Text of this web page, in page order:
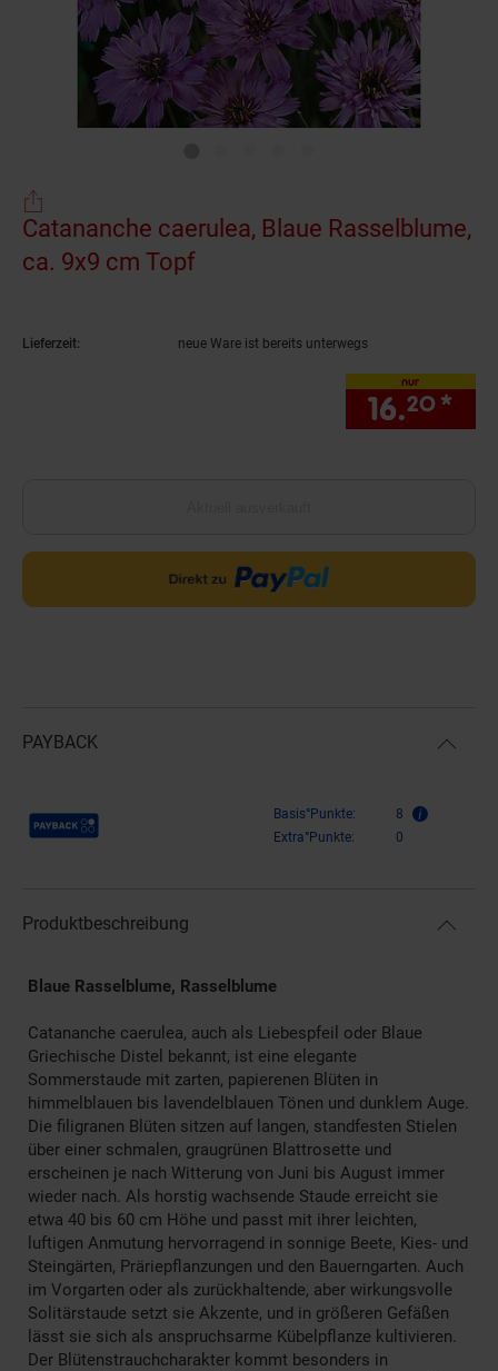
Catananche caerulea, Blaue Rasselblume,
ca. 9x9 cm Topf
Lieferzeit: neue Ware ist bereits unterwegs
nur
16.20 *
PAYBACK
Payback Punkte Basis°Punkte:
8
Extra°Punkte:
0
Produktbeschreibung
Blaue Rasselblume, Rasselblume
Catananche caerulea, auch als Liebespfeil oder Blaue
Griechische Distel bekannt, ist eine elegante
Sommerstaude mit zarten, papierenen Blüten in
himmelblauen bis lavendelblauen Tönen und dunklem Auge.
Die filigranen Blüten sitzen auf langen, standfesten Stielen
über einer schmalen, graugrünen Blattrosette und
erscheinen je nach Witterung von Juni bis August immer
wieder nach. Als horstig wachsende Staude erreicht sie
etwa 40 bis 60 cm Höhe und passt mit ihrer leichten,
luftigen Anmutung hervorragend in sonnige Beete, Kies- und
Steingärten, Präriepflanzungen und den Bauerngarten. Auch
im Vorgarten oder als zurückhaltende, aber wirkungsvolle
Solitärstaude setzt sie Akzente, und in größeren Gefäßen
lässt sie sich als anspruchsarme Kübelpflanze kultivieren.
Der Blütenstrauchcharakter kommt besonders in